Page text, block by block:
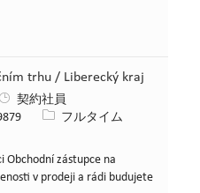
trhu / Liberecký kraj
契約社員
役職フルタイム
Obchodní zástupce na
v prodeji a rádi budujete